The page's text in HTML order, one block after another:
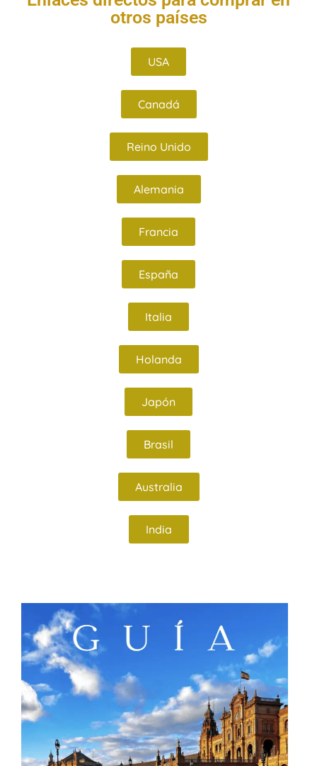
otros países
USA
Canadá
Reino Unido
Alemania
Francia
España
Italia
Holanda
Japón
Brasil
Australia
India